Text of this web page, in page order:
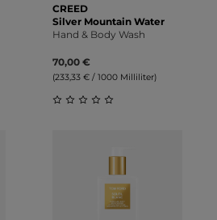
CREED
Silver Mountain Water
Hand & Body Wash
70,00 €
(233,33 € / 1000 Milliliter)